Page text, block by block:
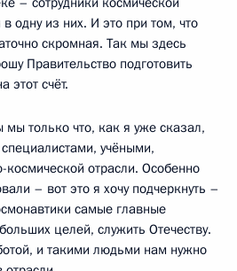
одну из них. И это при том, что
скромная. Так мы здесь
Правительство подготовить
этот счёт.
мы только что, как я уже сказал,
учёными,
отрасли. Особенно
– вот это я хочу подчеркнуть –
самые главные
целей, служить Отечеству.
и такими людьми нам нужно